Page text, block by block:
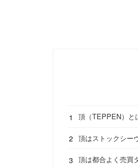
頂（TEPPEN）と
頂はストックシー
頂は都合よく売買